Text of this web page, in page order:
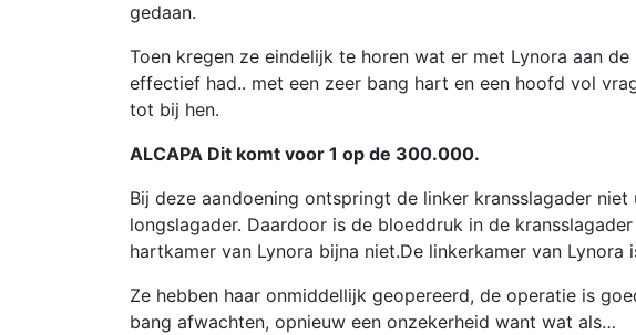
gedaan.
Toen kregen ze eindelijk te horen wat er met Lynora aan
effectief had.. met een zeer bang hart en een hoofd vol
tot bij hen.
ALCAPA Dit komt voor 1 op de 300.000.
Bij deze aandoening ontspringt de linker kransslagader
longslagader. Daardoor is de bloeddruk in de
hartkamer van Lynora bijna niet.De linkerkamer van Lynora
Ze hebben haar onmiddellijk geopereerd, de operatie is
bang afwachten, opnieuw een onzekerheid want wat als…